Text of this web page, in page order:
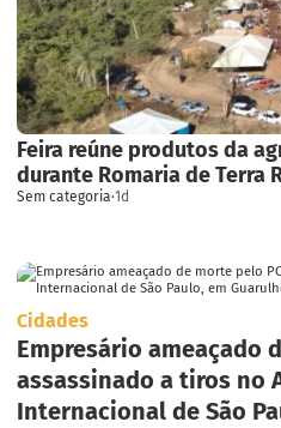
Feira reúne produtos da
durante Romaria de Terra
Sem categoria·1d
Cidades
Empresário ameaçado
assassinado a tiros no
Internacional de São